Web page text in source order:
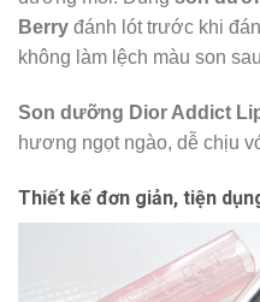
Berry đánh lót trước khi
không làm lệch màu son
Son dưỡng Dior Addict
hương ngọt ngào, dễ chịu
Thiết kế đơn giản, tiện